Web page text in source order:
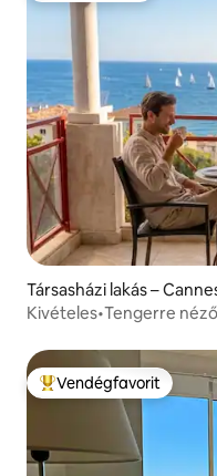
Társasházi lakás –
Kivételes•Tengerre
Kiemelt vendégfavorit
Vendégfavorit